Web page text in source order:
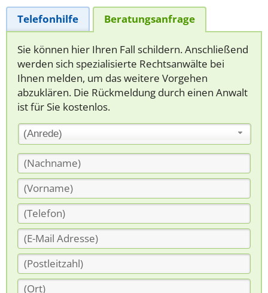
Telefonhilfe Beratungsanfrage
Sie können hier Ihren Fall schildern. Anschließend
werden sich spezialisierte Rechtsanwälte bei
Ihnen melden, um das weitere Vorgehen
abzuklären. Die Rückmeldung durch einen Anwalt
ist für Sie kostenlos.
(Anrede)